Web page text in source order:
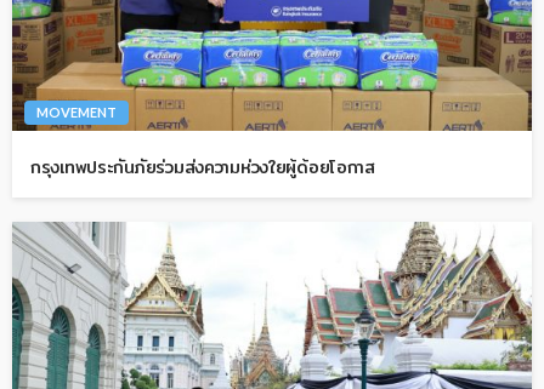
MOVEMENT
กรุงเทพประกันภัยร่วมส่งความห่วงใยผู้ด้อยโอกาส